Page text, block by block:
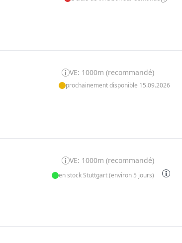
VE: 1000m (recommandé)
prochainement disponible 15.09.2026
VE: 1000m (recommandé)
en stock Stuttgart (environ 5 jours)